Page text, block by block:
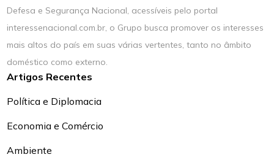
Defesa e Segurança Nacional, acessíveis pelo portal
interessenacional.com.br, o Grupo busca promover os interesses
mais altos do país em suas várias vertentes, tanto no âmbito
doméstico como externo.
Artigos Recentes
Política e Diplomacia
Economia e Comércio
Ambiente